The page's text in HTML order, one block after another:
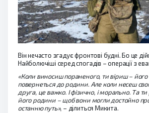
Він нечасто згадує фронтові будні. Бо це
Найболючіші серед спогадів – операції з
«Коли виносиш пораненого, ти віриш – його
повернеться до родини. Але коли несеш
друга, це важко. І фізично, і морально. Та
його родини – щоб вони могли достойно
останню путь», – ділиться Микита.